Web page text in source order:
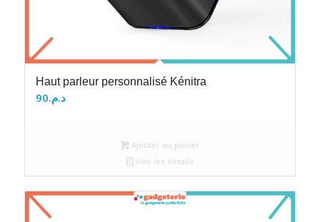
Haut parleur personnalisé Kénitra
د.م.90
Ajouter au panier
Voir les détails